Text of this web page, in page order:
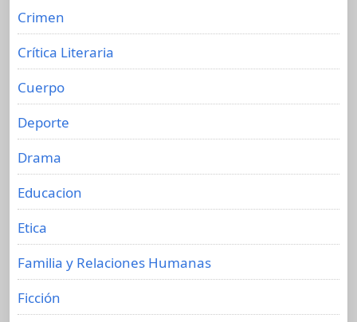
Crimen
Crítica Literaria
Cuerpo
Deporte
Drama
Educacion
Etica
Familia y Relaciones Humanas
Ficción